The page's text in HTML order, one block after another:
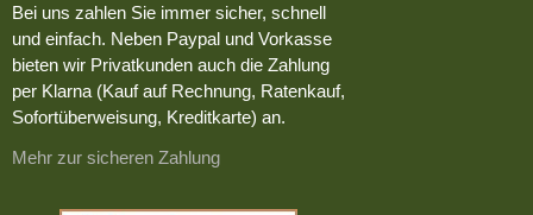
Bei uns zahlen Sie immer sicher, schnell
und einfach. Neben Paypal und Vorkasse
bieten wir Privatkunden auch die Zahlung
per Klarna (Kauf auf Rechnung, Ratenkauf,
Sofortüberweisung, Kreditkarte) an.
Mehr zur sicheren Zahlung